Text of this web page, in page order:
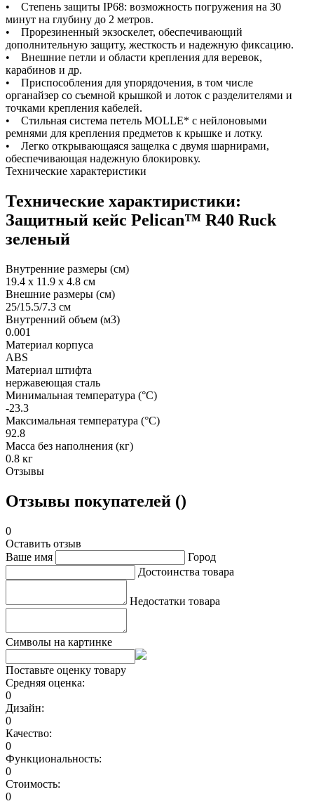
• Степень защиты IP68: возможность погружения на 30
минут на глубину до 2 метров.
• Прорезиненный экзоскелет, обеспечивающий
дополнительную защиту, жесткость и надежную фиксацию.
• Внешние петли и области крепления для веревок,
карабинов и др.
• Приспособления для упорядочения, в том числе
органайзер со съемной крышкой и лоток с разделителями и
точками крепления кабелей.
• Стильная система петель MOLLE* с нейлоновыми
ремнями для крепления предметов к крышке и лотку.
• Легко открывающаяся защелка с двумя шарнирами,
обеспечивающая надежную блокировку.
Технические характеристики
Технические характиристики:
Защитный кейс Pelican™ R40 Ruck
зеленый
Внутренние размеры (см)
19.4 x 11.9 x 4.8 см
Внешние размеры (см)
25/15.5/7.3 см
Внутренний объем (м3)
0.001
Материал корпуса
ABS
Материал штифта
нержавеющая сталь
Минимальная температура (°C)
-23.3
Максимальная температура (°C)
92.8
Масса без наполнения (кг)
0.8 кг
Отзывы
Отзывы покупателей ()
0
Оставить отзыв
Ваше имя
Город
Достоинства товара
Недостатки товара
Символы на картинке
Поставьте оценку товару
Средняя оценка:
0
Дизайн:
0
Качество:
0
Функциональность:
0
Стоимость:
0